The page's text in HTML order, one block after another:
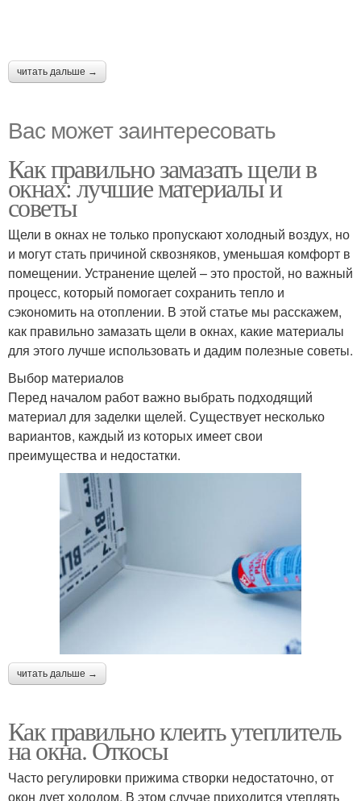
читать дальше →
Вас может заинтересовать
Как правильно замазать щели в
окнах: лучшие материалы и
советы
Щели в окнах не только пропускают холодный воздух, но
и могут стать причиной сквозняков, уменьшая комфорт в
помещении. Устранение щелей – это простой, но важный
процесс, который помогает сохранить тепло и
сэкономить на отоплении. В этой статье мы расскажем,
как правильно замазать щели в окнах, какие материалы
для этого лучше использовать и дадим полезные советы.
Выбор материалов
Перед началом работ важно выбрать подходящий
материал для заделки щелей. Существует несколько
вариантов, каждый из которых имеет свои
преимущества и недостатки.
читать дальше →
Как правильно клеить утеплитель
на окна. Откосы
Часто регулировки прижима створки недостаточно, от
окон дует холодом. В этом случае приходится утеплять